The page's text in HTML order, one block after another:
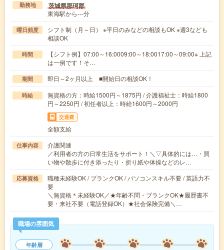
勤務地 茨城県那珂郡
東海駅から---分
曜日頻度
シフト制（月～日） ※平日のみなどの相談もOK ※週3なども
相談OK
時間
【シフト例】07:00～16:0009:00～18:0017:00～09:00※ 上記
は一例です！そ…
期間 即日～2ヶ月以上 ■開始日の相談OK！
時給
無資格の方：時給1500円～1875円 / 介護福祉士：時給1800
円～2250円 / 初任者以上：時給1600円～2000円
交通費
全額支給
仕事内容
介護関連
／利用者の方の日常生活をサポート！＼▽具体的には…・買
い物や散歩に付き添ったり・折り紙や体操などのレ…
応募資格
職種未経験OK / ブランクOK / パソコンスキル不要 / 英語力不
要
＼無資格＊未経験OK／★年齢不問・ブランクOK★履歴書不
要・来社不要（電話登録OK）★社会保険完備＼…
職場の雰囲気
年齢層